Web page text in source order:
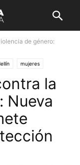
de género:
mujeres
la
Nueva